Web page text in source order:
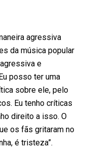
agressiva
da música popular
e
posso ter uma
sobre ele, pelo
Eu tenho críticas
direito a isso. O
os fãs gritaram no
é tristeza”.